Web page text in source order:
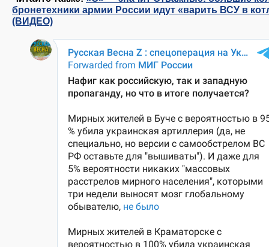
бронетехники армии России идут «варить ВСУ в
(ВИДЕО)